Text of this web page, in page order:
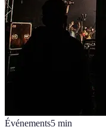
Événements5 min